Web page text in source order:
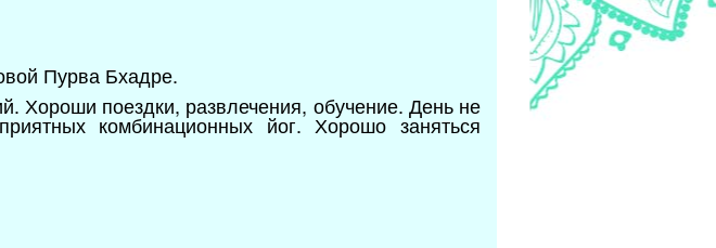
Пурва Бхадре.
Хороши поездки, развлечения, обучение. День не
комбинационных йог. Хорошо заняться